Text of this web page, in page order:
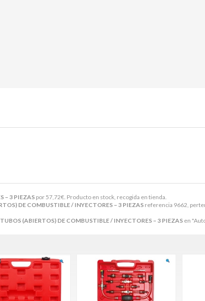
– 3 PIEZAS por 57,72€ . Producto en stock, recogida en tienda.
DE COMBUSTIBLE / INYECTORES – 3 PIEZASreferencia 9662,
TUBOS (ABIERTOS) DE COMBUSTIBLE / INYECTORES – 3 PIEZAS en